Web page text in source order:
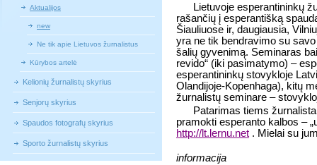
Aktualijos
new
Ne tik apie Lietuvos žurnalistus
Kūrybos artelė
Kelionių žurnalistų skyrius
Senjorų skyrius
Spaudos fotografų skyrius
Sporto žurnalistų skyrius
Lietuvoje esperantininkų
rašančių į esperantišką
Šiauliuose ir, daugiausia,
yra ne tik bendravimo su
šalių gyvenimą. Seminaras
revido“ (iki pasimatymo) –
esperantininkų stovykloje
Olandijoje-Kopenhaga), kitų
žurnalistų seminare –
Patarimas tiems
pramokti esperanto kalbos –
http://lt.lernu.net . Mielai su
informacija